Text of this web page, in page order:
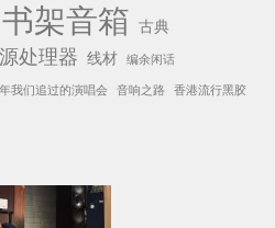
书架音箱 古典
处理器 线材 编余闲话
我们追过的演唱会 音响之路 香港流行黑胶